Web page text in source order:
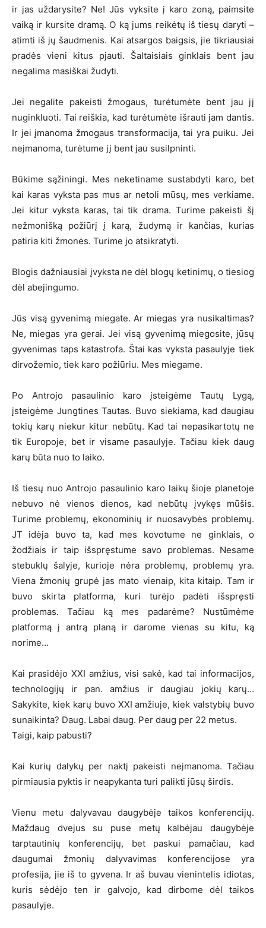
ir jas uždarysite? Ne! Jūs vyksite į karo zoną, paimsite
vaiką ir kursite dramą. O ką jums reikėtų iš tiesų daryti –
atimti iš jų šaudmenis. Kai atsargos baigsis, jie tikriausiai
pradės vieni kitus pjauti. Šaltaisiais ginklais bent jau
negalima masiškai žudyti.
Jei negalite pakeisti žmogaus, turėtumėte bent jau jį
nuginkluoti. Tai reiškia, kad turėtumėte išrauti jam dantis.
Ir jei įmanoma žmogaus transformacija, tai yra puiku. Jei
neįmanoma, turėtume jį bent jau susilpninti.
Būkime sąžiningi. Mes neketiname sustabdyti karo, bet
kai karas vyksta pas mus ar netoli mūsų, mes verkiame.
Jei kitur vyksta karas, tai tik drama. Turime pakeisti šį
nežmonišką požiūrį į karą, žudymą ir kančias, kurias
patiria kiti žmonės. Turime jo atsikratyti.
Blogis dažniausiai įvyksta ne dėl blogų ketinimų, o tiesiog
dėl abejingumo.
Jūs visą gyvenimą miegate. Ar miegas yra nusikaltimas?
Ne, miegas yra gerai. Jei visą gyvenimą miegosite, jūsų
gyvenimas taps katastrofa. Štai kas vyksta pasaulyje tiek
dirvožemio, tiek karo požiūriu. Mes miegame.
Po Antrojo pasaulinio karo įsteigėme Tautų Lygą,
įsteigėme Jungtines Tautas. Buvo siekiama, kad daugiau
tokių karų niekur kitur nebūtų. Kad tai nepasikartotų ne
tik Europoje, bet ir visame pasaulyje. Tačiau kiek daug
karų būta nuo to laiko.
Iš tiesų nuo Antrojo pasaulinio karo laikų šioje planetoje
nebuvo nė vienos dienos, kad nebūtų įvykęs mūšis.
Turime problemų, ekonominių ir nuosavybės problemų.
JT idėja buvo ta, kad mes kovotume ne ginklais, o
žodžiais ir taip išspręstume savo problemas. Nesame
stebuklų šalyje, kurioje nėra problemų, problemų yra.
Viena žmonių grupė jas mato vienaip, kita kitaip. Tam ir
buvo skirta platforma, kuri turėjo padėti išspręsti
problemas. Tačiau ką mes padarėme? Nustūmėme
platformą į antrą planą ir darome vienas su kitu, ką
norime…
Kai prasidėjo XXI amžius, visi sakė, kad tai informacijos,
technologijų ir pan. amžius ir daugiau jokių karų…
Sakykite, kiek karų buvo XXI amžiuje, kiek valstybių buvo
sunaikinta? Daug. Labai daug. Per daug per 22 metus.
Taigi, kaip pabusti?
Kai kurių dalykų per naktį pakeisti neįmanoma. Tačiau
pirmiausia pyktis ir neapykanta turi palikti jūsų širdis.
Vienu metu dalyvavau daugybėje taikos konferencijų.
Maždaug dvejus su puse metų kalbėjau daugybėje
tarptautinių konferencijų, bet paskui pamačiau, kad
daugumai žmonių dalyvavimas konferencijose yra
profesija, jie iš to gyvena. Ir aš buvau vienintelis idiotas,
kuris sėdėjo ten ir galvojo, kad dirbome dėl taikos
pasaulyje.